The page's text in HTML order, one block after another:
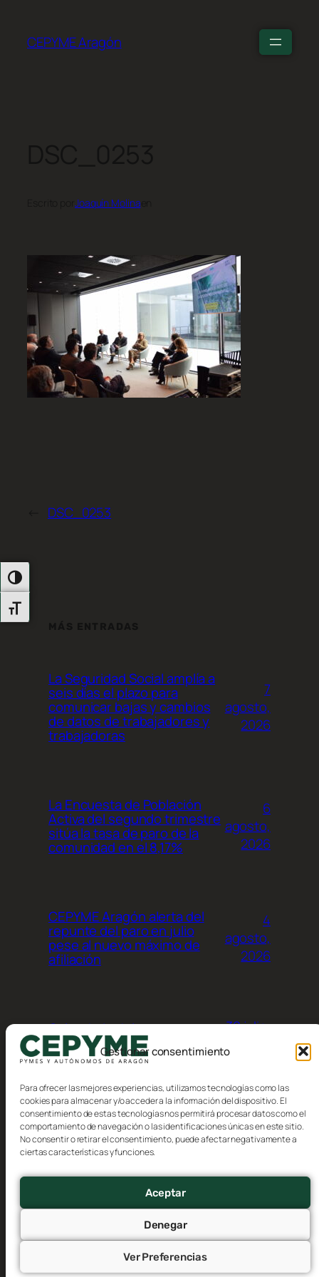
Gestionar consentimiento
Para ofrecer las mejores experiencias, utilizamos tecnologías como las
cookies para almacenar y/o acceder a la información del dispositivo. El
consentimiento de estas tecnologías nos permitirá procesar datos como el
comportamiento de navegación o las identificaciones únicas en este sitio.
No consentir o retirar el consentimiento, puede afectar negativamente a
ciertas características y funciones.
Aceptar
Denegar
Ver Preferencias
Alternar Alto Contraste
Alternar Tamaño De Letra
CEPYME Aragón
Joaquín Molina
DSC_0253
La Seguridad Social amplía a
seis días el plazo para
comunicar bajas y cambios
de datos de trabajadores y
trabajadoras
7
agosto,
2026
La Encuesta de Población
Activa del segundo trimestre
sitúa la tasa de paro de la
comunidad en el 8,17%
6
agosto,
2026
CEPYME Aragón alerta del
repunte del paro en julio
pese al nuevo máximo de
afiliación
4
agosto,
2026
Calendario del
contribuyente, Agosto 2026
30 julio,
Autores
Eventos
Diseñado con